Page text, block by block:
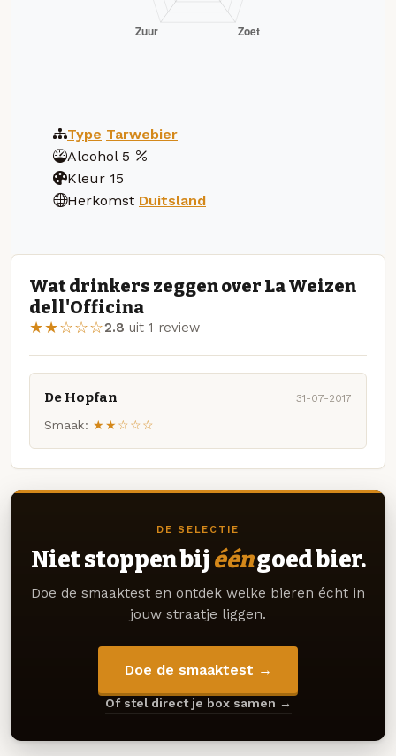
Type Tarwebier
Alcohol 5
Kleur 15
Herkomst Duitsland
Wat drinkers zeggen over La Weizen
dell'Officina
★★☆☆☆2.8 uit 1 review
De Hopfan 31-07-2017
Smaak: ★★☆☆☆
DE SELECTIE
Niet stoppen bij ééngoed bier.
Doe de smaaktest en ontdek welke bieren écht in
jouw straatje liggen.
Doe de smaaktest →
Of stel direct je box samen →